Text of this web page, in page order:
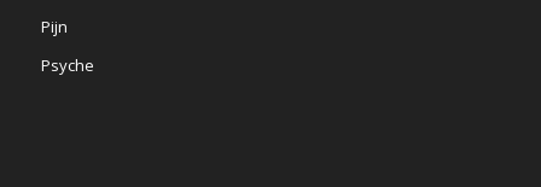
Pijn
Psyche